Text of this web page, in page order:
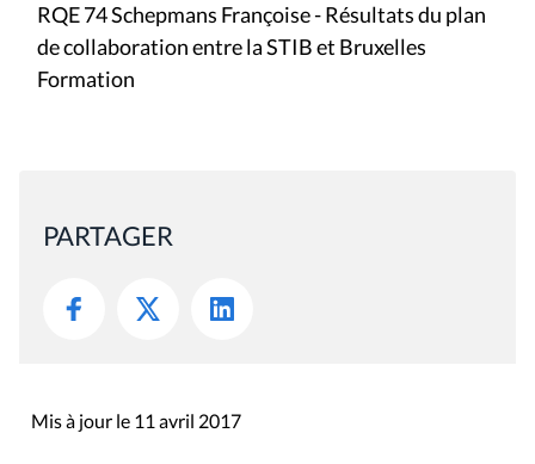
RQE 74 Schepmans Françoise - Résultats du plan
de collaboration entre la STIB et Bruxelles
Formation
PARTAGER
Mis à jour le 11 avril 2017